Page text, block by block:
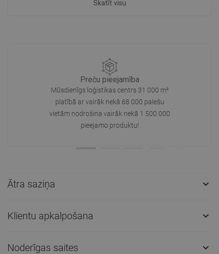
Skatīt visu
Preču pieejamība
Mūsdienīgs loģistikas centrs 31 000 m²
platībā ar vairāk nekā 68 000 palešu
vietām nodrošina vairāk nekā 1 500 000
pieejamo produktu!
Ātra saziņa 
Klientu apkalpošana 
Noderīgas saites 